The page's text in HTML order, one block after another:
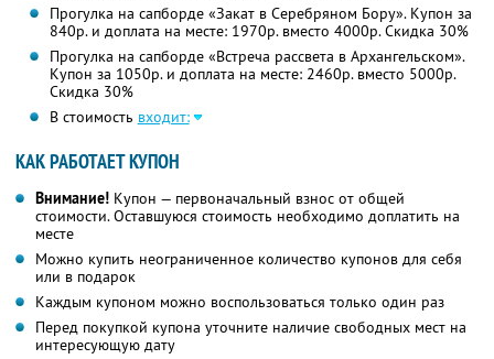
Прогулка на сапборде «Закат в Серебряном Бору». Купон за
840р. и доплата на месте: 1970р. вместо 4000р. Скидка 30%
Прогулка на сапборде «Встреча рассвета в Архангельском».
Купон за 1050р. и доплата на месте: 2460р. вместо 5000р.
Скидка 30%
В стоимость входит:
КАК РАБОТАЕТ КУПОН
Внимание! Купон — первоначальный взнос от общей
стоимости. Оставшуюся стоимость необходимо доплатить на
месте
Можно купить неограниченное количество купонов для себя
или в подарок
Каждым купоном можно воспользоваться только один раз
Перед покупкой купона уточните наличие свободных мест на
интересующую дату